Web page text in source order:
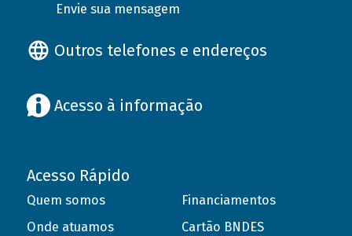
Envie sua mensagem
Outros telefones e endereços
Acesso à informação
Acesso Rápido
Quem somos
Onde atuamos
Financiamentos
Cartão BNDES